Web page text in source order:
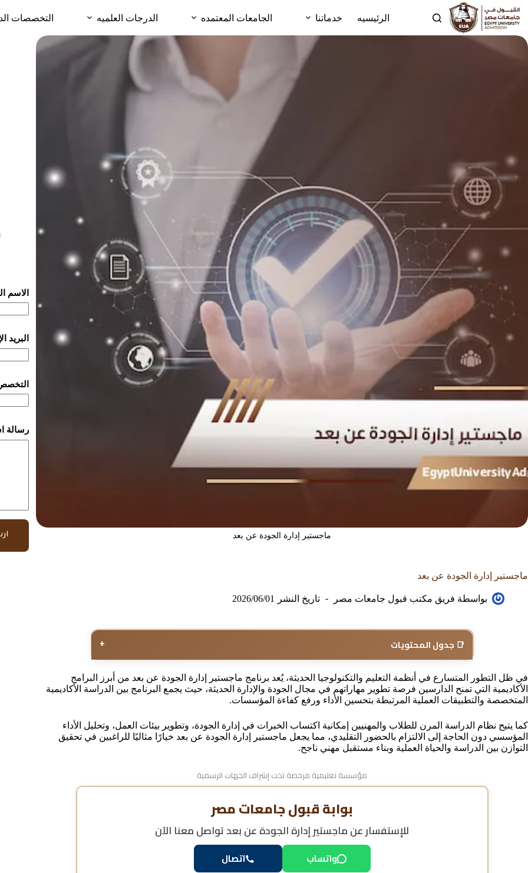
الرئيسيه خدماتنا الجامعات المعتمده الدرجات العلميه التخصصات
ماجستير إدارة الجودة عن بعد
ماجستير إدارة الجودة عن بعد
بواسطة فريق مكتب قبول جامعات مصر تاريخ النشر 2026/06/01
📑 جدول المحتويات +
في ظل التطور المتسارع في أنظمة التعليم والتكنولوجيا الحديثة، يُعد برنامج ماجستير إدارة الجودة عن بعد من أبرز البرامج
الأكاديمية التي تمنح الدارسين فرصة تطوير مهاراتهم في مجال الجودة والإدارة الحديثة، حيث يجمع البرنامج بين الدراسة الأكاديمية
المتخصصة والتطبيقات العملية المرتبطة بتحسين الأداء ورفع كفاءة المؤسسات.
كما يتيح نظام الدراسة المرن للطلاب والمهنيين إمكانية اكتساب الخبرات في إدارة الجودة، وتطوير بيئات العمل، وتحليل الأداء
المؤسسي دون الحاجة إلى الالتزام بالحضور التقليدي، مما يجعل ماجستير إدارة الجودة عن بعد خيارًا مثاليًا للراغبين في تحقيق
التوازن بين الدراسة والحياة العملية وبناء مستقبل مهني ناجح.
مؤسسة تعليمية مرخصة تحت إشراف الجهات الرسمية
بوابة قبول جامعات مصر
للإستفسار عنماجستير إدارة الجودة عن بعدتواصل معنا الآن
واتساب اتصال
الاسم
البريد
رسالة